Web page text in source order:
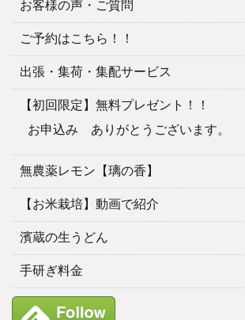
お客様の声・ご質問
ご予約はこちら！！
出張・集荷・集配サービス
【初回限定】無料プレゼント！！
お申込み ありがとうございます。
無農薬レモン【璃の香】
【お米栽培】動画で紹介
濱蔵の生うどん
手研ぎ料金